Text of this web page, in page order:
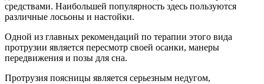
средствами. Наибольшей популярность здесь пользуются
различные лосьоны и настойки.
Одной из главных рекомендаций по терапии этого вида
протрузии является пересмотр своей осанки, манеры
передвижения и позы для сна.
Протрузия поясницы является серьезным недугом,